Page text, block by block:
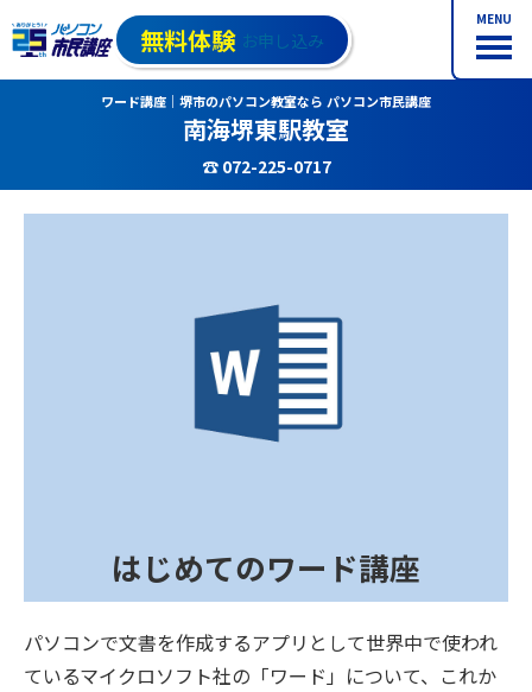
MENU
無料体験 お申し込み
ワード講座｜堺市のパソコン教室なら パソコン市民講座
南海堺東駅教室
☎ 072-225-0717
はじめてのワード講座
パソコンで文書を作成するアプリとして世界中で使われ
ているマイクロソフト社の「ワード」について、これか